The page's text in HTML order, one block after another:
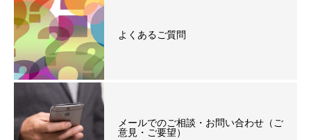
よくあるご質問
メールでのご相談・お問い合わせ（ご
意見・ご要望）